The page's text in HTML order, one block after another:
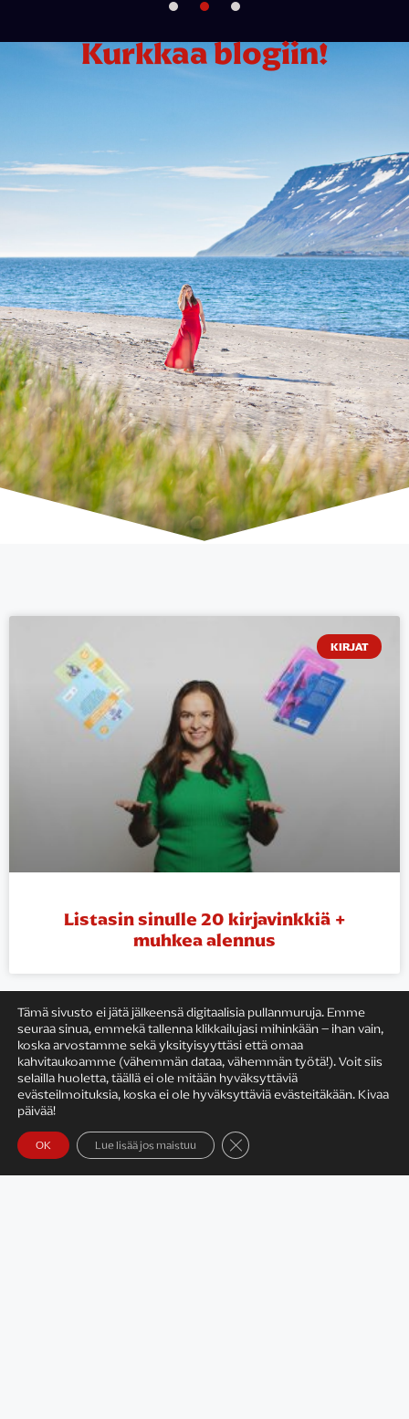
Kurkkaa blogiin!
KIRJAT
Listasin sinulle 20 kirjavinkkiä +
muhkea alennus
KIRJAILIJAN TYÖ
Tämä sivusto ei jätä jälkeensä digitaalisia pullanmuruja. Emme
seuraa sinua, emmekä tallenna klikkailujasi mihinkään – ihan vain,
koska arvostamme sekä yksityisyyttäsi että omaa
kahvitaukoamme (vähemmän dataa, vähemmän työtä!). Voit siis
selailla huoletta, täällä ei ole mitään hyväksyttäviä
evästeilmoituksia, koska ei ole hyväksyttäviä evästeitäkään. Kivaa
päivää!
OK Lue lisää jos maistuu Sulje evästebanneri